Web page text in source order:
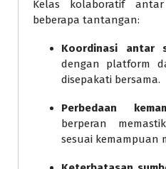
Kelas kolaboratif
beberapa tantangan:
Koordinasi antar
dengan platform
disepakati bersama.
Perbedaan
berperan
sesuai kemampuan